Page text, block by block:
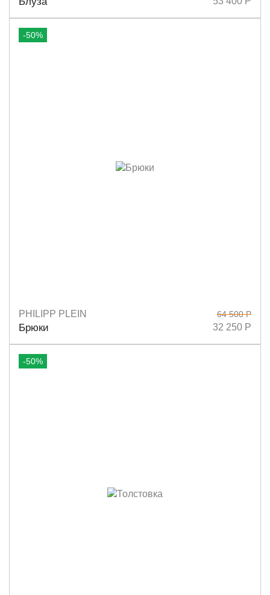
-50%
Размеры
PHILIPP PLEIN
Брюки
64 500 Р
32 250 Р
-50%